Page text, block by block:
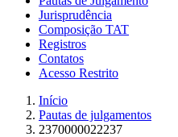
Jurisprudência
Composição TAT
Registros
Contatos
Acesso Restrito
Início
Pautas de julgamentos
2370000022237